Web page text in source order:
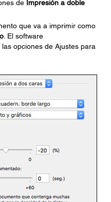
de Impresión a doble
que va a imprimir como
. El software
opciones de Ajustes para